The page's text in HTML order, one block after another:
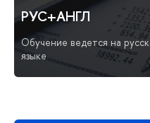
РУС+АНГЛ
Обучение ведется на
языке